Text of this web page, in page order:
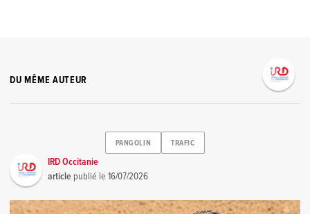
DU MÊME AUTEUR
PANGOLIN TRAFIC
IRD Occitanie
article publié le16/07/2026